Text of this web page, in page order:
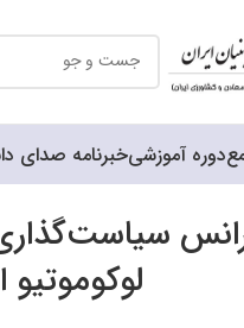
دوره آموزشیخبرنامه صدای